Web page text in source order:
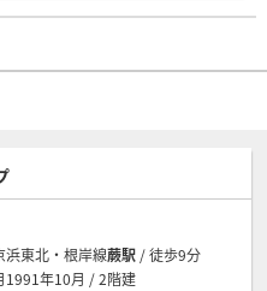
浜東北・根岸線蕨駅 / 徒歩9分
1991年10月 / 2階建